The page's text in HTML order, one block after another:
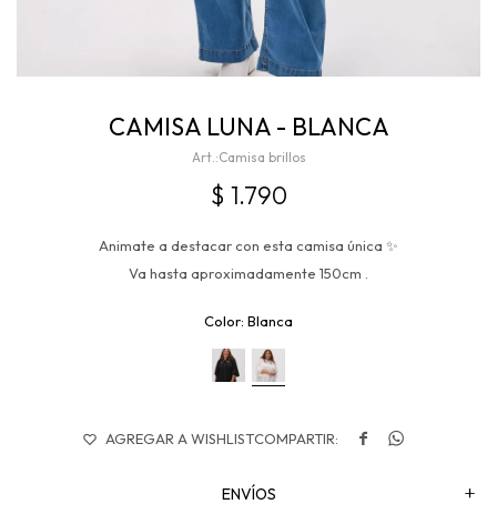
CAMISA LUNA - BLANCA
Camisa brillos
$ 1.790
Animate a destacar con esta camisa única ✨
Va hasta aproximadamente 150cm .
Blanca
 
ENVÍOS